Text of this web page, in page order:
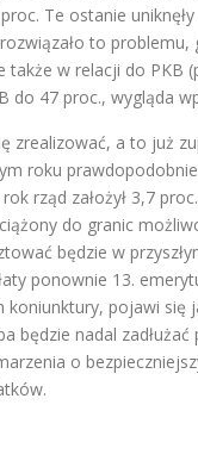
Te ostanie
to
także w relacji do
do 47 proc., wygląda
zrealizować, a to już
roku
rząd założył 3,7
do granic
będzie w
ponownie 13.
pojawi się
będzie nadal
o